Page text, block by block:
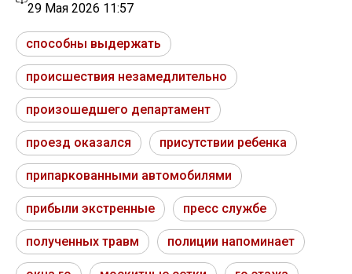
29 Мая 2026 11:57
способны выдержать
происшествия незамедлительно
произошедшего департамент
проезд оказался присутствии ребенка
припаркованными автомобилями
прибыли экстренные пресс службе
полученных травм полиции напоминает